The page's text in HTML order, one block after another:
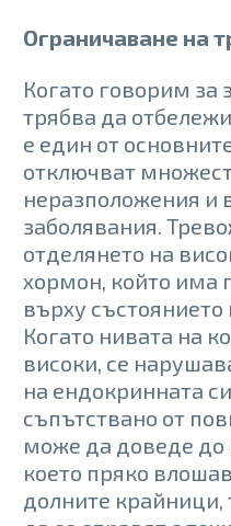
Ограничаване на
Когато говорим за
трябва да
е един от
отключват
неразположения и
заболявания.
отделянето на
хормон, който има
върху
Когато нивата на
високи, се
на ендокринната
съпътствано от
може да доведе до
което пряко
долните крайници,